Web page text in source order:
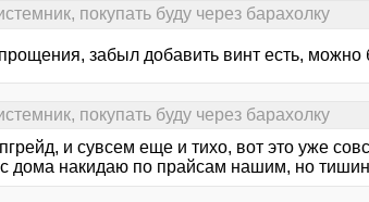
покупать буду через барахолку
забыл добавить винт есть, можно
покупать буду через барахолку
и сувсем еще и тихо, вот это уже
дома накидаю по прайсам нашим, но